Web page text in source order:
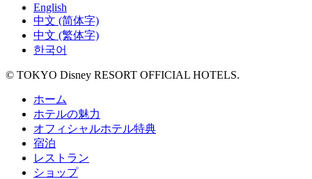
English
中文 (简体字)
中文 (繁体字)
한국어
© TOKYO Disney RESORT OFFICIAL HOTELS.
ホーム
ホテルの魅力
オフィシャルホテル特典
宿泊
レストラン
ショップ